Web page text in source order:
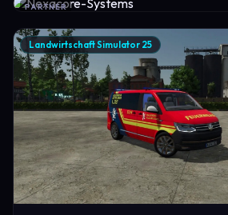
PARTNER
Landwirtschaft Simulator 25